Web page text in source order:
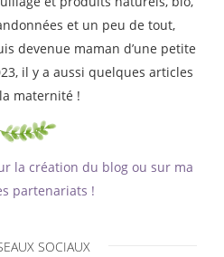
et un peu de tout,
devenue maman d’une petite
il y a aussi quelques articles
maternité !
la création du blog ou sur ma
partenariats !
SOCIAUX